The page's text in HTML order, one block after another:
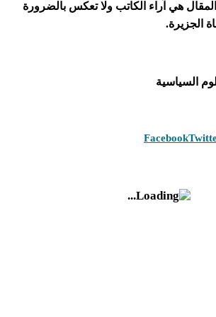
المقال هي آراء الكاتب ولا تعكس بالضرورة
الجزيرة.
السياسية
Facebook